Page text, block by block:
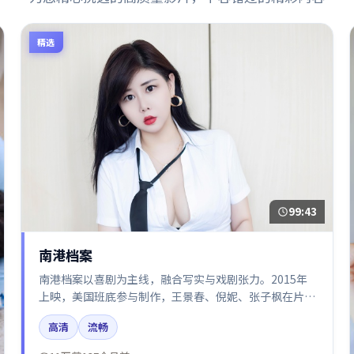
精选
99:43
南港档案
南港档案以喜剧为主线，融合写实与戏剧张力。2015年
上映，美国班底参与制作，王景春、倪妮、张子枫在片中
呈现细腻表演，影像风格统一，配乐与剪辑强化了情绪曲
线。
高清
流畅